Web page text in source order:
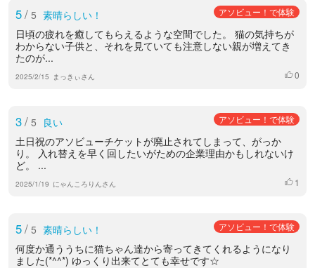
5/ 5 素晴らしい！ アソビュー！で体験
日頃の疲れを癒してもらえるような空間でした。 猫の気持ちが
わからない子供と、それを見ていても注意しない親が増えてき
たのが...
2025/2/15 まっきぃさん いいね
0
3/ 5 良い アソビュー！で体験
土日祝のアソビューチケットが廃止されてしまって、がっか
り。 入れ替えを早く回したいがための企業理由かもしれないけ
ど。 ...
2025/1/19 にゃんころりんさん いいね
1
5/ 5 素晴らしい！ アソビュー！で体験
何度か通ううちに猫ちゃん達から寄ってきてくれるようになり
ました(*^^*) ゆっくり出来てとても幸せです☆